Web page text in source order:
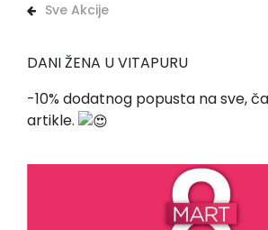
Sve Akcije
DANI ŽENA U VITAPURU
-10% dodatnog popusta na sve,
artikle.